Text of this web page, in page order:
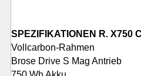
SPEZIFIKATIONEN R. X750
Vollcarbon-Rahmen
Brose Drive S Mag Antrieb